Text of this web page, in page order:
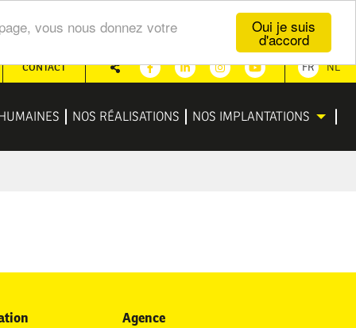
Oui je suis
d'accord
vous nous donnez votre
NOS RÉALISATIONS NOS IMPLANTATIONS
CONTACT
FacebookLinkedinInstagramYoutube
Partager
FR NL
Agence